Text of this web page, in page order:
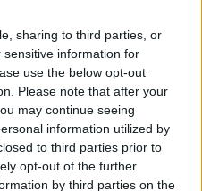
sharing to third parties, or
information for
use the below opt-out
Please note that after your
may continue seeing
information utilized by
to third parties prior to
opt-out of the further
by third parties on the
Rossi „pokolian” gyorsan